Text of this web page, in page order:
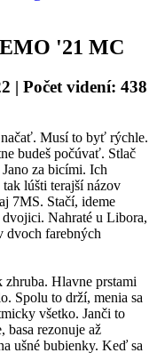
'21 MC
| Počet videní: 438
Musí to byť rýchle.
budeš počúvať. Stlač
za bicími. Ich
lúšti terajší názov
7MS. Stačí, ideme
Nahraté u Libora,
dvoch farebných
zhruba. Hlavne prstami
Spolu to drží, menia sa
všetko. Janči to
basa rezonuje až
ušné bubienky. Keď sa